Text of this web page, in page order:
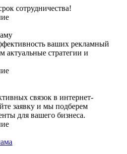
сотрудничества!
ваших рекламный
актуальные стратегии и
связок в интернет-
заявку и мы подберем
для вашего бизнеса.